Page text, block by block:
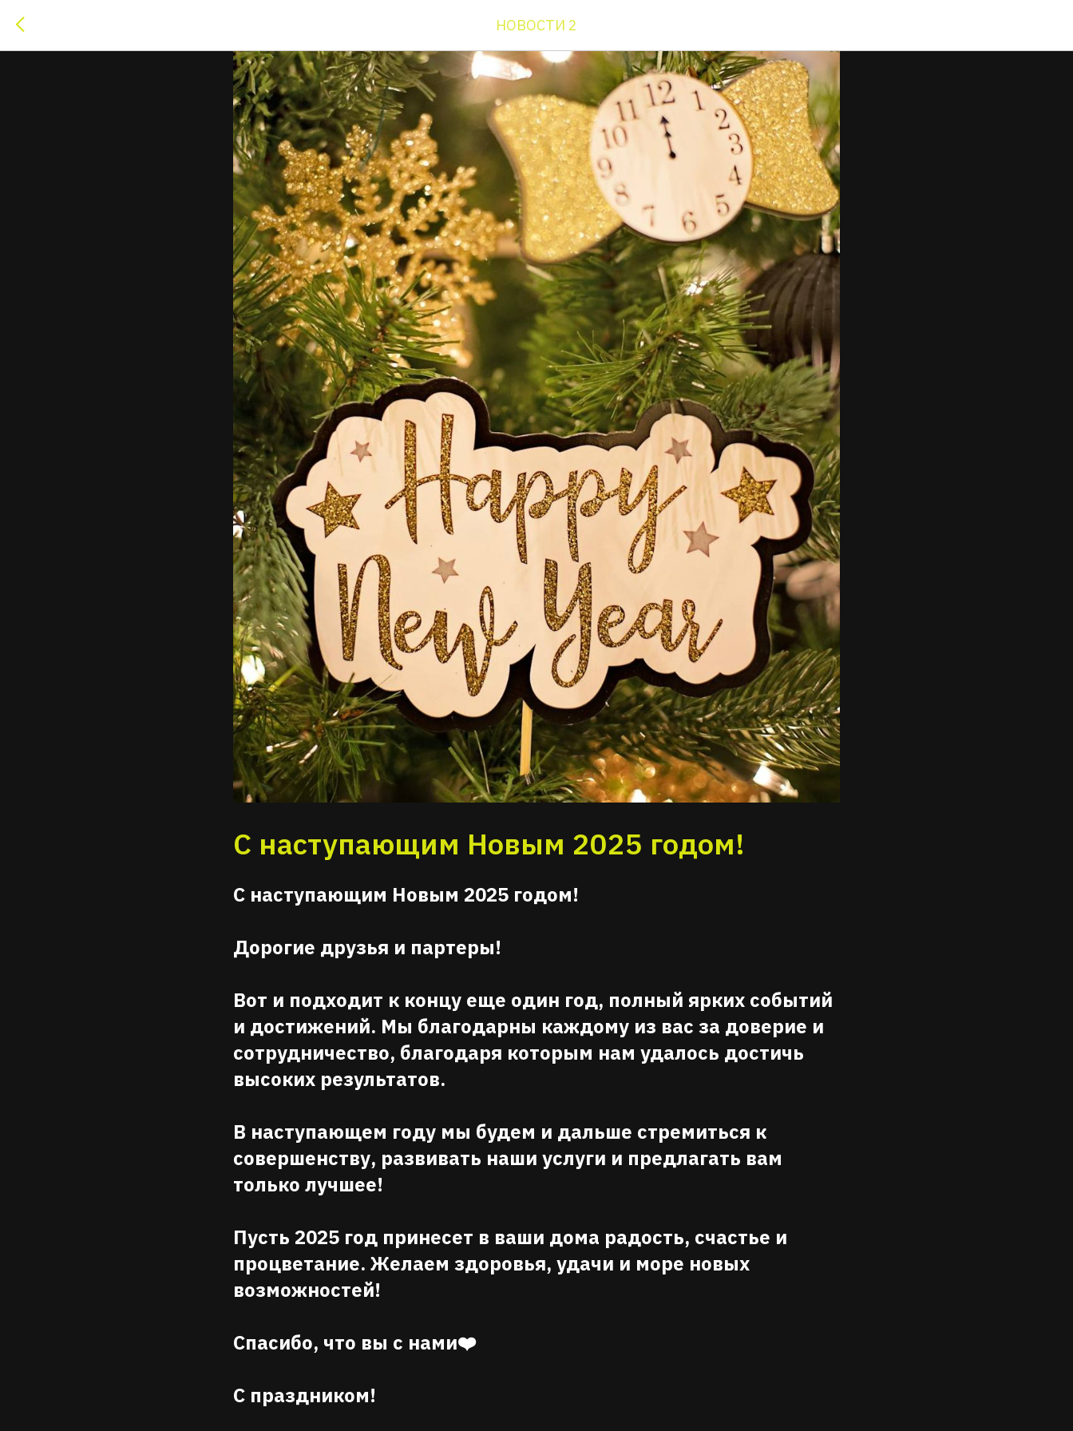
НОВОСТИ 2
С наступающим Новым 2025 годом!
С наступающим Новым 2025 годом!
Дорогие друзья и партеры!
Вот и подходит к концу еще один год, полный ярких событий
и достижений. Мы благодарны каждому из вас за доверие и
сотрудничество, благодаря которым нам удалось достичь
высоких результатов.
В наступающем году мы будем и дальше стремиться к
совершенству, развивать наши услуги и предлагать вам
только лучшее!
Пусть 2025 год принесет в ваши дома радость, счастье и
процветание. Желаем здоровья, удачи и море новых
возможностей!
Спасибо, что вы с нами❤️
С праздником!